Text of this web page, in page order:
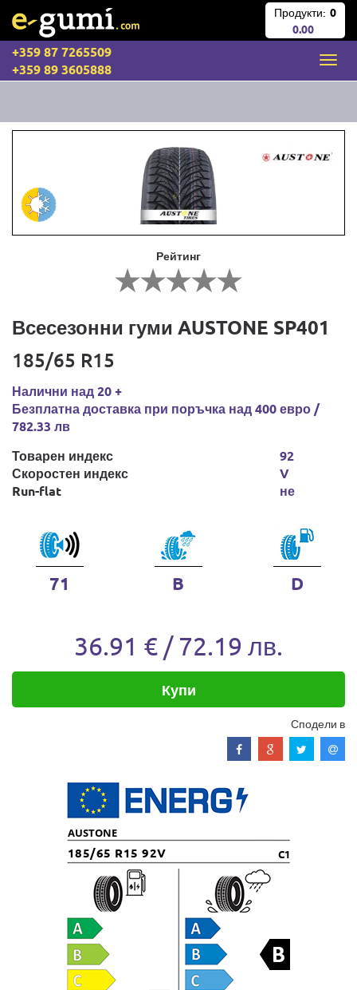
Продукти: 0
0.00
+359 87 7265509
+359 89 3605888
Рейтинг
Всесезонни гуми AUSTONE SP401
185/65 R15
Налични над 20 +
Безплатна доставка при поръчка над 400 евро /
782.33 лв
Товарен индекс
Скоростен индекс
Run-flat
92
V
не
71 B D
36.91 € / 72.19 лв.
Купи
Сподели в
AUSTONE
185/65 R15 92V C1